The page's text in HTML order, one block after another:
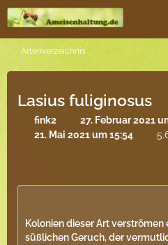
Artenverzeichnis
Lasius fuliginosus
fink2
27. Februar 2021
21. Mai 2021 um 15:54
Kolonien dieser Art
süßlichen Geruch, der